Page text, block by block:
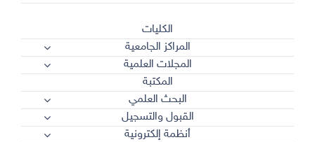
الكليات
المراكز الجامعية
المجلات العلمية
المكتبة
البحث العلمي
القبول والتسجيل
أنظمة إلكترونية